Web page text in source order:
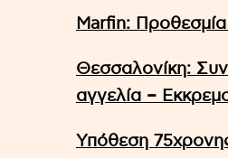
Marfin:
Θεσσαλονίκη:
αγγελία –
Υπόθεση